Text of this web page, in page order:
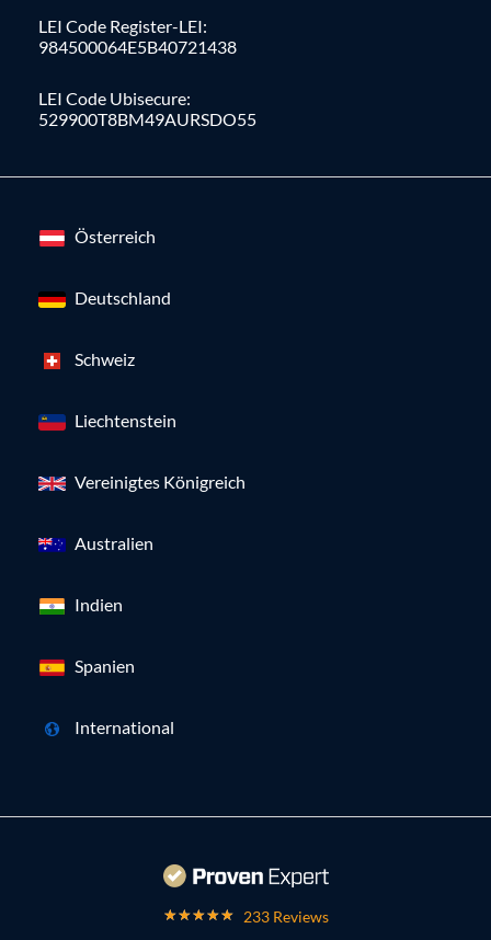
LEI Code Register-LEI:
984500064E5B40721438
LEI Code Ubisecure:
529900T8BM49AURSDO55
Österreich
Deutschland
Schweiz
Liechtenstein
Vereinigtes Königreich
Australien
Indien
Spanien
International
233 Reviews